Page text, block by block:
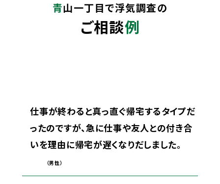
青山一丁目で浮気調査の
ご相談例
仕事が終わると真っ直ぐ帰宅するタイプだ
ったのですが、急に仕事や友人との付き合
いを理由に帰宅が遅くなりだしました。
（男性）